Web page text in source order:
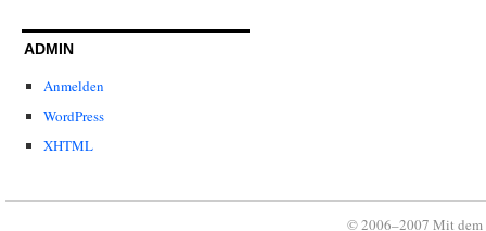
ADMIN
Anmelden
WordPress
XHTML
© 2006–2007 Mit